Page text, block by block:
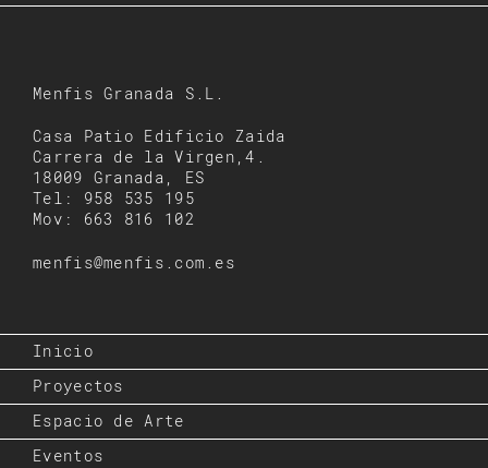
Menfis Granada S.L.
Casa Patio Edificio Zaida
Carrera de la Virgen,4.
18009 Granada, ES
Tel: 958 535 195
Mov: 663 816 102
menfis@menfis.com.es
Inicio
Proyectos
Espacio de Arte
Eventos